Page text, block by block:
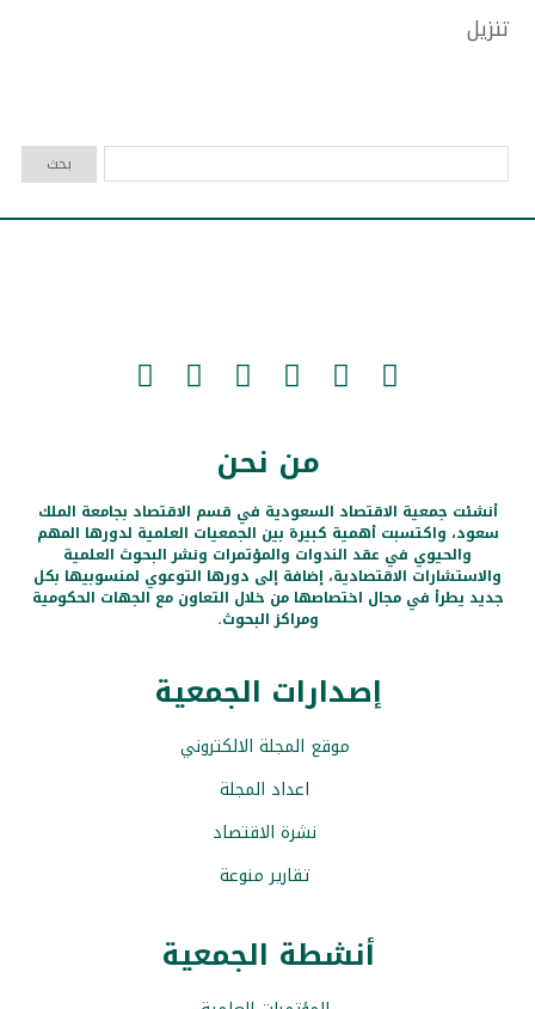
تنزيل
من نحن
أنشئت جمعية الاقتصاد السعودية في قسم الاقتصاد بجامعة الملك
سعود، واكتسبت أهمية كبيرة بين الجمعيات العلمية لدورها المهم
والحيوي في عقد الندوات والمؤتمرات ونشر البحوث العلمية
والاستشارات الاقتصادية، إضافة إلى دورها التوعوي لمنسوبيها بكل
جديد يطرأ في مجال اختصاصها من خلال التعاون مع الجهات الحكومية
ومراكز البحوث.
إصدارات الجمعية
موقع المجلة الالكتروني
اعداد المجلة
نشرة الاقتصاد
تقارير منوعة
أنشطة الجمعية